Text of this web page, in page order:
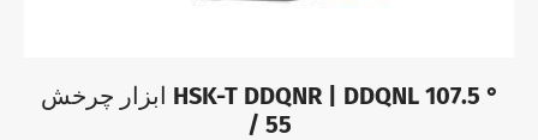
ابزار چرخش HSK-T DDQNR | DDQNL 107.5 °
/ 55